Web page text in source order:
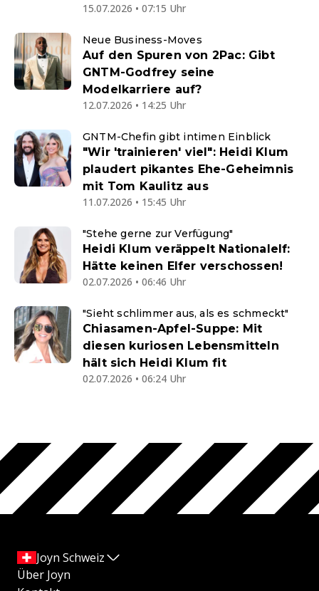
15.07.2026 • 07:15 Uhr
Neue Business-Moves
Auf den Spuren von 2Pac: Gibt
GNTM-Godfrey seine
Modelkarriere auf?
12.07.2026 • 14:25 Uhr
GNTM-Chefin gibt intimen Einblick
"Wir 'trainieren' viel": Heidi Klum
plaudert pikantes Ehe-Geheimnis
mit Tom Kaulitz aus
11.07.2026 • 15:45 Uhr
"Stehe gerne zur Verfügung"
Heidi Klum veräppelt Nationalelf:
Hätte keinen Elfer verschossen!
02.07.2026 • 06:46 Uhr
"Sieht schlimmer aus, als es schmeckt"
Chiasamen-Apfel-Suppe: Mit
diesen kuriosen Lebensmitteln
hält sich Heidi Klum fit
02.07.2026 • 06:24 Uhr
Joyn Schweiz
Über Joyn